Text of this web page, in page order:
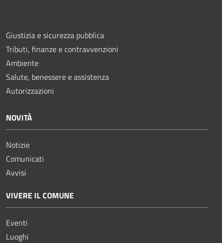
Giustizia e sicurezza pubblica
Tributi, finanze e contravvenzioni
Ambiente
Salute, benessere e assistenza
Autorizzazioni
NOVITÀ
Notizie
Comunicati
Avvisi
VIVERE IL COMUNE
Eventi
Luoghi